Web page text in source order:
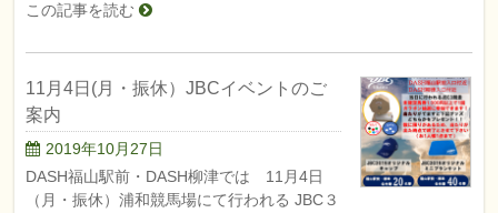
この記事を読む
11月4日(月・振休）JBCイベントのご
案内
2019年10月27日
DASH福山駅前・DASH柳津では 11月4日
（月・振休）浦和競馬場にて行われる JBC３